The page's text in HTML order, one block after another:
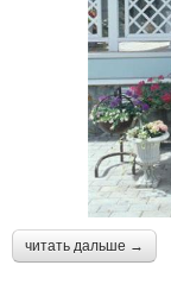
читать дальше →